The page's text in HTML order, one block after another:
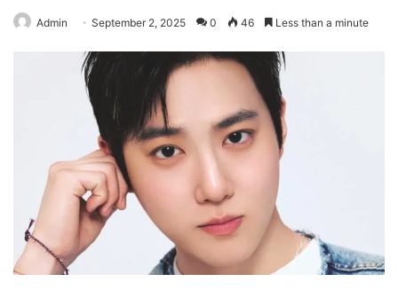
Admin September 2, 2025 0 46 Less than a minute